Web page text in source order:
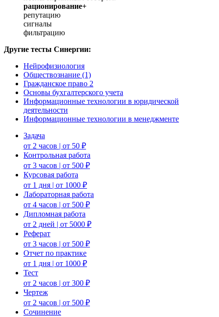
рационирование+
репутацию
сигналы
фильтрацию
Другие тесты Синергии:
Нейрофизиология
Обществознание (1)
Гражданское право 2
Основы бухгалтерского учета
Информационные технологии в юридической
деятельности
Информационные технологии в менеджменте
Задача
от 2 часов | от 50 ₽
Контрольная работа
от 3 часов | от 500 ₽
Курсовая работа
от 1 дня | от 1000 ₽
Лабораторная работа
от 4 часов | от 500 ₽
Дипломная работа
от 2 дней | от 5000 ₽
Реферат
от 3 часов | от 500 ₽
Отчет по практике
от 1 дня | от 1000 ₽
Тест
от 2 часов | от 300 ₽
Чертеж
от 2 часов | от 500 ₽
Сочинение